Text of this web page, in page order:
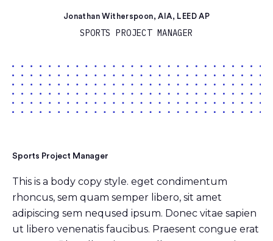
Jonathan Witherspoon, AIA, LEED AP
SPORTS PROJECT MANAGER
Sports Project Manager
This is a body copy style. eget condimentum
rhoncus, sem quam semper libero, sit amet
adipiscing sem neqused ipsum. Donec vitae sapien
ut libero venenatis faucibus. Praesent congue erat